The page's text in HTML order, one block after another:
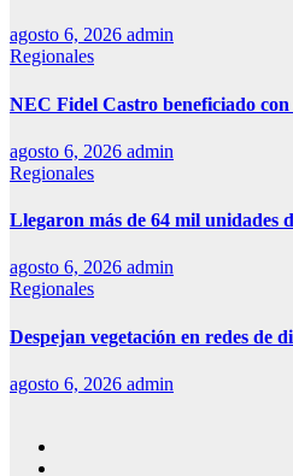
agosto 6, 2026 admin
Regionales
NEC Fidel Castro beneficiado
agosto 6, 2026 admin
Regionales
Llegaron más de 64 mil unidades
agosto 6, 2026 admin
Regionales
Despejan vegetación en redes de
agosto 6, 2026 admin